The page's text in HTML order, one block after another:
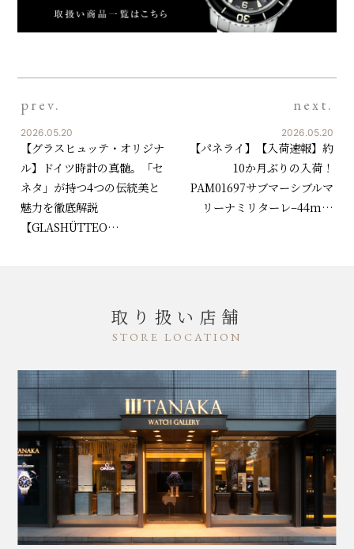
prev.
2026.05.20
【グラスヒュッテ・オリジナ
ル】ドイツ時計の真髄。「セ
ネタ」が持つ4つの伝統美と
魅力を徹底解説
【GLASHÜTTEO…
next.
2026.05.20
【パネライ】【入荷速報】約
10か月ぶりの入荷！
PAM01697サブマーシブルマ
リーナミリターレ–44m…
取り扱い店舗
STORE LOCATION